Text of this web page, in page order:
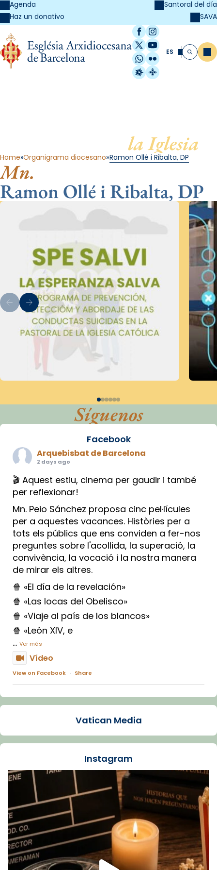
Agenda
Haz un donativo
Santoral del día
SAVA
Facebook
Instagram
X / Twitter
YouTube
WhatsApp
Flickr
Radio Estel
Catalunya
ES Buscar
la Iglesia
Home Organigrama diocesano Ramon Ollé i Ribalta, DP
Mn.
Ramon Ollé i Ribalta, DP
Síguenos
Facebook
Arquebisbat de Barcelona
2 days ago
🎬 Aquest estiu, cinema per gaudir i també
per reflexionar!
Mn. Peio Sánchez proposa cinc pel·lícules
per a aquestes vacances. Històries per a
tots els públics que ens conviden a fer-nos
preguntes sobre l'acollida, la superació, la
convivència, la vocació i la nostra manera
de mirar els altres.
🍿 «El día de la revelación»
🍿 «Las locas del Obelisco»
🍿 «Viaje al país de los blancos»
🍿 «León XIV, e
... Ver más
Vídeo
View on Facebook · Share
Arquebisbat de Barcelona
La Carmina va patir depressió. Fa gairebé
dos mesos, a l'Estadi Lluís Companys, la
Recupera l'entrevista comp
Vatican
tican News 👇
www.vaticannews.va/es/iglesia/news/2026-
07/carmina-historia-depresion-papa-viaje-
espana-testimoni...
Foto
View on Facebook · Share
Vatican Media
Instagram